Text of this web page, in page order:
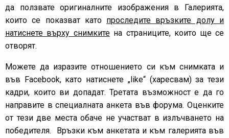
да ползвате оригиналните изображения в Галерията,
които се показват като проследите връзките долу и
натиснете върху снимкитена страниците, които ще се
отворят.
Можете да изразите отношението си към снимката и
във Facebook, като натиснете „like“ (харесвам) за тези
кадри, които ви допадат. Третата възможност е да го
направите в специалната анкета във форума. Оценките
от тези две места обаче не участват в излъчването на
победителя. Връзки към анкетата и към галерията във